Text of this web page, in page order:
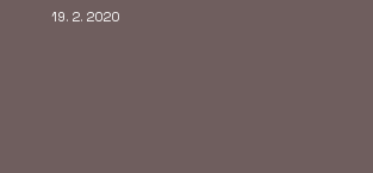
19. 2. 2020